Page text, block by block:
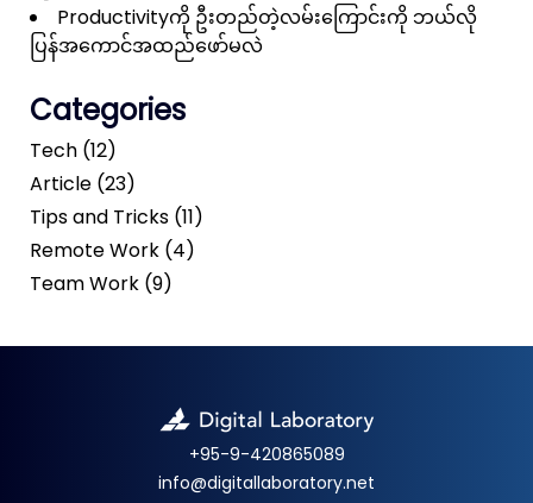
Productivityကို ဦးတည်တဲ့လမ်းကြောင်းကို ဘယ်လို
ပြန်အကောင်အထည်ဖော်မလဲ
Categories
Tech (12)
Article (23)
Tips and Tricks (11)
Remote Work (4)
Team Work (9)
+95-9-420865089
info@digitallaboratory.net